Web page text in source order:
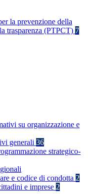
la prevenzione della
trasparenza (PTPCT) 7
su organizzazione e
generali 36
strategico-
e codice di condotta 2
e imprese 2